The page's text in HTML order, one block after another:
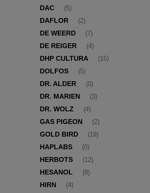
DAC (5)
DAFLOR (2)
DE WEERD (7)
DE REIGER (4)
DHP CULTURA (15)
DOLFOS (5)
DR. ALDER (0)
DR. MARIEN (3)
DR. WOLZ (4)
GAS PIGEON (2)
GOLD BIRD (19)
HAPLABS (0)
HERBOTS (12)
HESANOL (8)
HIRN (4)